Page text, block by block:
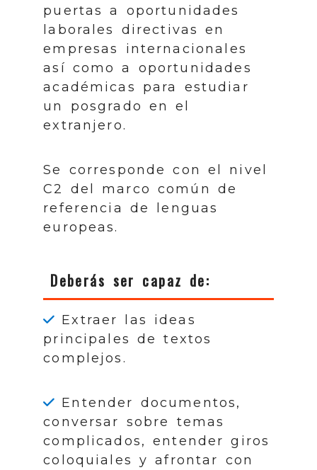
puertas a oportunidades
laborales directivas en
empresas internacionales
así como a oportunidades
académicas para estudiar
un posgrado en el
extranjero.
Se corresponde con el nivel
C2 del marco común de
referencia de lenguas
europeas.
Deberás ser capaz de:
Extraer las ideas
principales de textos
complejos.
Entender documentos,
conversar sobre temas
complicados, entender giros
coloquiales y afrontar con